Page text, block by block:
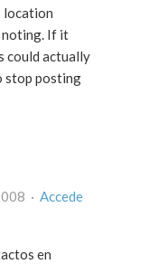
location
If it
could actually
stop posting
dark en febrero 18, 2008 · Accede
en